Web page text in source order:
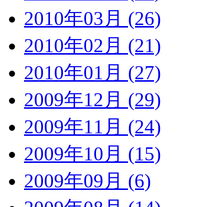
2010年03月 (26)
2010年02月 (21)
2010年01月 (27)
2009年12月 (29)
2009年11月 (24)
2009年10月 (15)
2009年09月 (6)